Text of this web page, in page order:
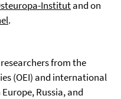
Institutand on
.
from the
(OEI) and international
Russia, and